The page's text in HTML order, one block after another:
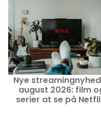
Nye
august 2026: film
serier at se på